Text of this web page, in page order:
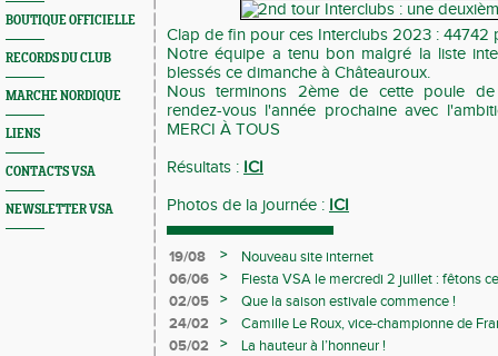
BOUTIQUE OFFICIELLE
RECORDS DU CLUB
MARCHE NORDIQUE
LIENS
CONTACTS VSA
NEWSLETTER VSA
Clap de fin pour ces Interclubs 2023 : 44742
Notre équipe a tenu bon malgré la liste
blessés ce dimanche à Châteauroux.
Nous terminons 2ème de cette poule
rendez-vous l'année prochaine avec
MERCI À TOUS
Résultats : ICI
Photos de la journée : ICI
19/08 >
Nouveau site internet
06/06
>
Fiesta VSA le mercredi 2 juillet : fêtons
02/05
>
Que la saison estivale commence !
24/02
>
Camille Le Roux, vice-championne de
05/02
>
La hauteur à l’honneur !